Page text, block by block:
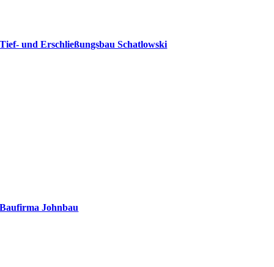
Tief- und Erschließungsbau Schatlowski
Baufirma Johnbau